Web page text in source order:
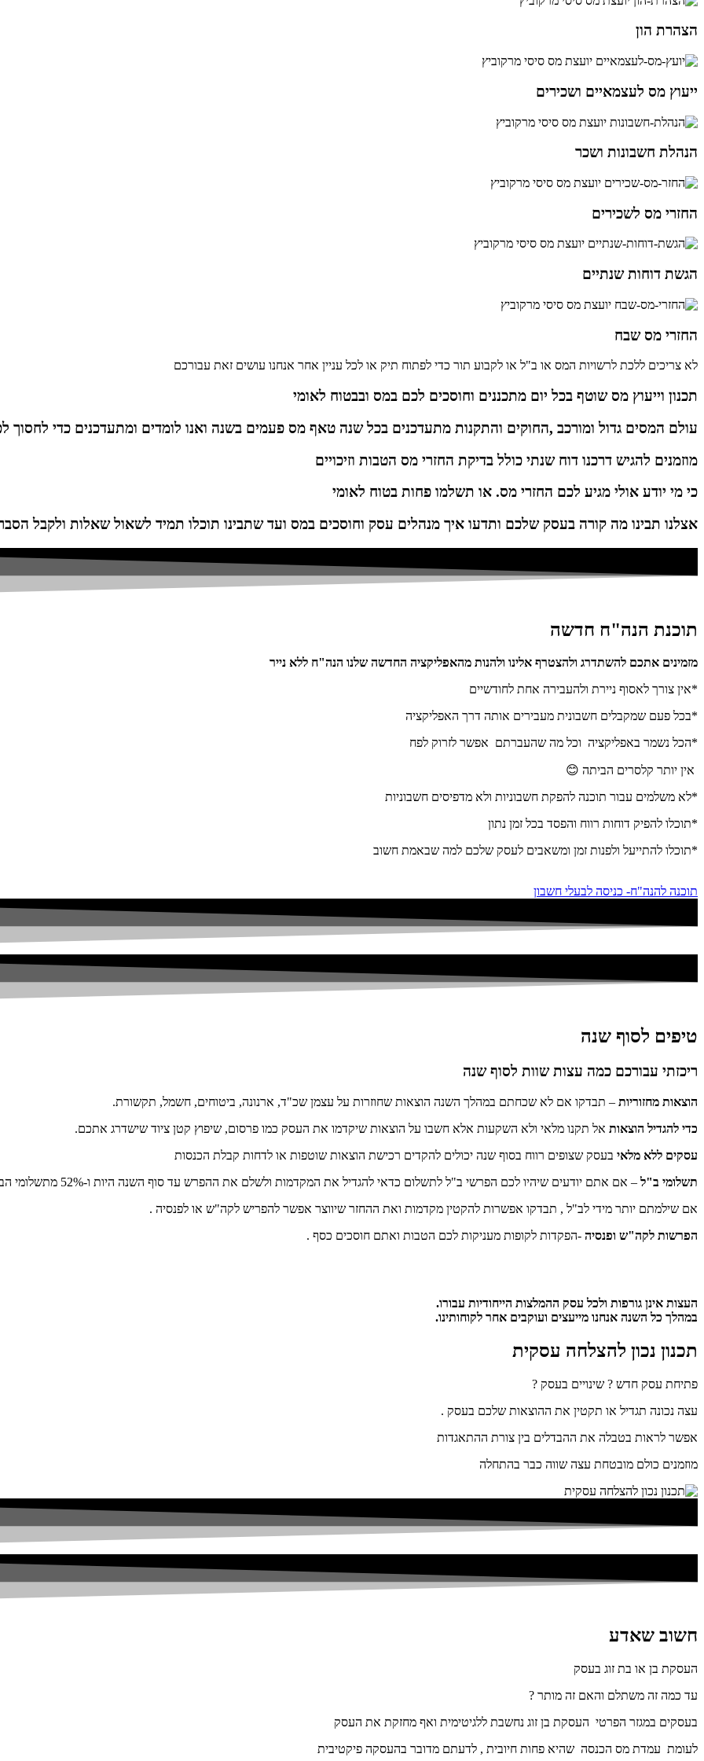
הצהרת הון
ייעוץ מס לעצמאיים ושכירים
הנהלת חשבונות ושכר
החזרי מס לשכירים
הגשת דוחות שנתיים
החזרי מס שבח
לא צריכים ללכת לרשויות המס או ב"ל או לקבוע תור כדי לפתוח תיק או לכל עניין אחר אנחנו עושים זאת עבורכם
תכנון וייעוץ מס שוטף בכל יום מתכננים וחוסכים לכם במס ובבטוח לאומי
עולם המסים גדול ומורכב ,החוקים והתקנות מתעדכנים בכל שנה טאף מס פעמים בשנה ואנו לומדים ומתעדכנים כדי לחסוך
מוזמנים להגיש דרכנו דוח שנתי כולל בדיקת החזרי מס הטבות וזיכויים
כי מי יודע אולי מגיע לכם החזרי מס. או תשלמו פחות בטוח לאומי
אצלנו תבינו מה קורה בעסק שלכם ותדעו איך מנהלים עסק וחוסכים במס ועד שתבינו תוכלו תמיד לשאול שאלות ולקבל
תוכנת הנה"ח חדשה
מזמינים אתכם להשתדרג ולהצטרף אלינו ולהנות מהאפליקציה החדשה שלנו הנה"ח ללא נייר
*אין צורך לאסוף ניירת ולהעבירה אחת לחודשיים
*בכל פעם שמקבלים חשבונית מעבירים אותה דרך האפליקציה
*הכל נשמר באפליקציה וכל מה שהעברתם אפשר לזרוק לפח
אין יותר קלסרים הביתה 😊
*לא משלמים עבור תוכנה להפקת חשבוניות ולא מדפיסים חשבוניות
*תוכלו להפיק דוחות רווח והפסד בכל זמן נתון
*תוכלו להתייעל ולפנות זמן ומשאבים לעסק שלכם למה שבאמת חשוב
תוכנה להנה"ח- כניסה לבעלי חשבון
טיפים לסוף שנה
ריכזתי עבורכם כמה עצות שוות לסוף שנה
הוצאות מחזוריות – תבדקו אם לא שכחתם במהלך השנה הוצאות שחוזרות על עצמן שכ"ד, ארנונה, ביטוחים, חשמל, תקשורת.
כדי להגדיל הוצאות אל תקנו מלאי ולא השקעות אלא חשבו על הוצאות שיקדמו את העסק כמו פרסום, שיפוץ קטן ציוד שישדרג אתכם.
עסקים ללא מלאי בעסק שצופים רווח בסוף שנה יכולים להקדים רכישת הוצאות שוטפות או לדחות קבלת הכנסות
תשלומי ב"ל – אם אתם יודעים שיהיו לכם הפרשי ב"ל לתשלום כדאי להגדיל את המקדמות ולשלם את ההפרש עד סוף השנה היות ו-52% מתשלומי הב"ל (ללא מס בריאות) יחשבו להוצאה מוכרת .
אם שילמתם יותר מידי לב"ל , תבדקו אפשרות להקטין מקדמות ואת ההחזר שיווצר אפשר להפריש לקה"ש או לפנסיה .
הפרשות לקה"ש ופנסיה -הפקדות לקופות מעניקות לכם הטבות ואתם חוסכים כסף .
העצות אינן גורפות ולכל עסק ההמלצות הייחודיות עבורו.
במהלך כל השנה אנחנו מייעצים ועוקבים אחר לקוחותינו.
תכנון נכון להצלחה עסקית
פתיחת עסק חדש ? שינויים בעסק ?
עצה נכונה תגדיל או תקטין את ההוצאות שלכם בעסק .
אפשר לראות בטבלה את ההבדלים בין צורת ההתאגדות
מוזמנים כולם מובטחת עצה שווה כבר בהתחלה
חשוב שאדע
העסקת בן או בת זוג בעסק
עד כמה זה משתלם והאם זה מותר ?
בעסקים במגזר הפרטי העסקת בן זוג נחשבת ללגיטימית ואף מחזקת את העסק
לעומת עמדת מס הכנסה שהיא פחות חיובית , לדעתם מדובר בהעסקה פיקטיבית